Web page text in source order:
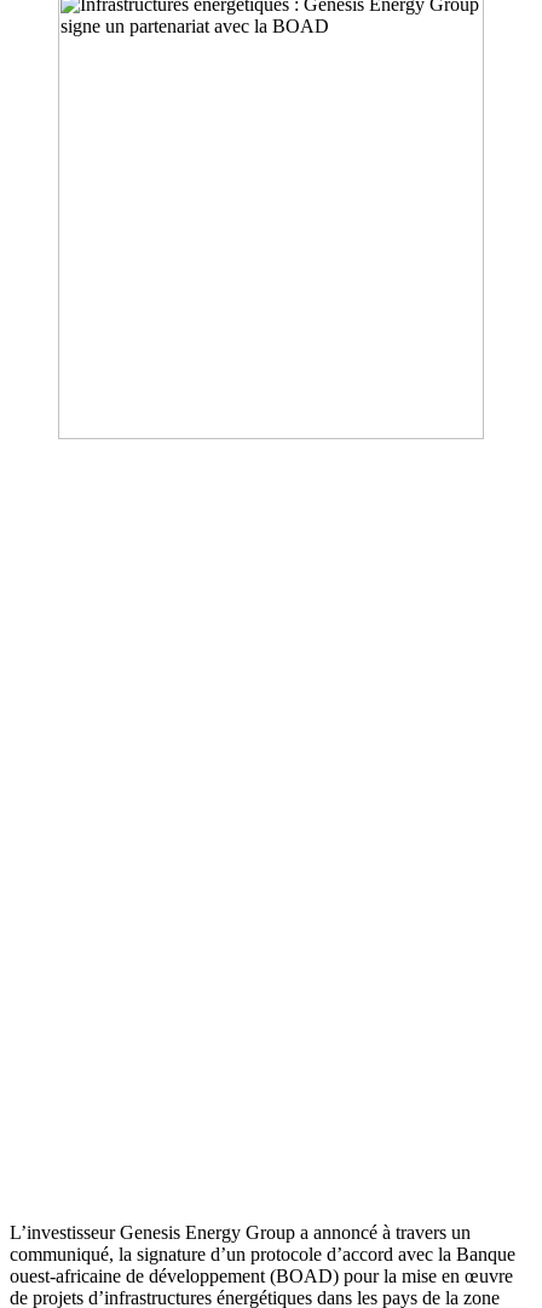
L’investisseur Genesis Energy Group a annoncé à travers un
communiqué, la signature d’un protocole d’accord avec la Banque
ouest-africaine de développement (BOAD) pour la mise en œuvre
de projets d’infrastructures énergétiques dans les pays de la zone